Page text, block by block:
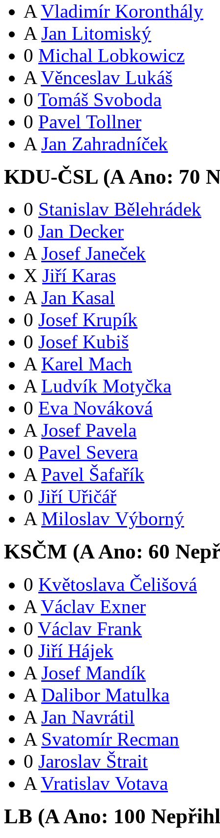
A Vladimír Koronthály
A Jan Litomiský
0 Michal Lobkowicz
A Věnceslav Lukáš
0 Tomáš Svoboda
0 Pavel Tollner
A Jan Zahradníček
KDU-ČSL (AAno: 70
0 Stanislav Bělehrádek
0 Jan Decker
A Josef Janeček
X Jiří Karas
A Jan Kasal
0 Josef Krupík
0 Josef Kubiš
A Karel Mach
A Ludvík Motyčka
0 Eva Nováková
A Josef Pavela
0 Pavel Severa
A Pavel Šafařík
0 Jiří Uřičář
A Miloslav Výborný
KSČM (AAno: 60
0 Květoslava Čelišová
A Václav Exner
0 Václav Frank
0 Jiří Hájek
A Josef Mandík
A Dalibor Matulka
A Jan Navrátil
A Svatomír Recman
0 Jaroslav Štrait
A Vratislav Votava
LB (AAno: 100